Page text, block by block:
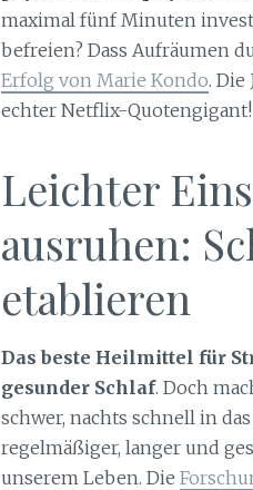
maximal fünf Minuten
befreien? Dass Aufräumen
Erfolg von Marie Kondo.
echter Netflix-Quotengigant!
Leichter
ausruhen:
etablieren
Das beste Heilmittel für
gesunder Schlaf. Doch
schwer, nachts schnell in
regelmäßiger, langer und
unserem Leben. Die